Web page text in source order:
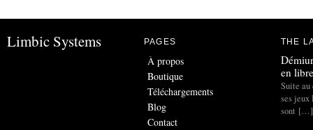
Limbic Systems PAGES
À propos
Boutique
Téléchargements
Blog
Contact
THE
en
Suite au
ses jeux
sont […]